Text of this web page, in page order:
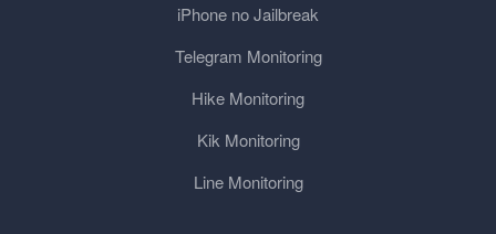
iPhone no Jailbreak
Telegram Monitoring
Hike Monitoring
Kik Monitoring
Line Monitoring